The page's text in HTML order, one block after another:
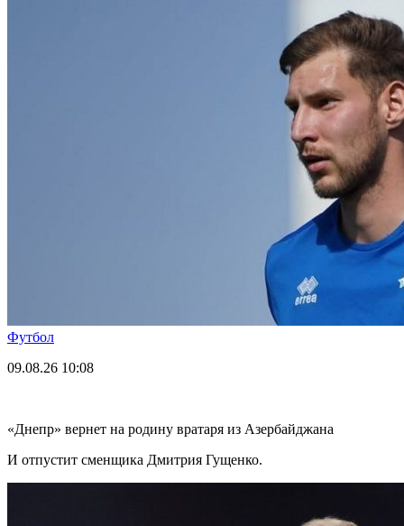
Футбол
09.08.26 10:08
«Днепр» вернет на родину вратаря из Азербайджана
И отпустит сменщика Дмитрия Гущенко.